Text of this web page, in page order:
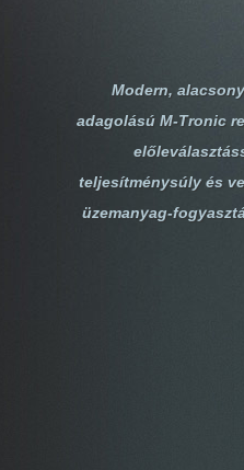
Modern,
adagolású M-Tronic
teljesítménysúly és
üzemanyag-